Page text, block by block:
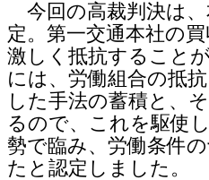
今回の高裁判決は、
定。第一交通本社の
激しく抵抗すること
には、労働組合の抵
した手法の蓄積と、
るので、これを駆使
勢で臨み、労働条件
たと認定しました。